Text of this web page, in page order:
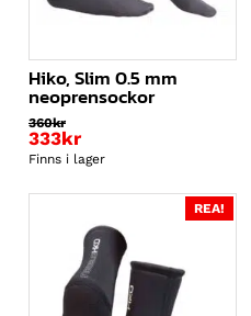
Hiko, Slim 0.5 mm
neoprensockor
360kr
333kr
Finns i lager
REA!